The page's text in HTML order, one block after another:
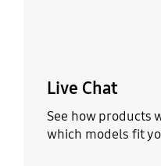
Live Chat
See how products
which models fit